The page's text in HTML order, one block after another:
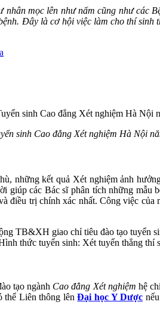
mọc lên như nấm cũng như các
Đây là cơ hội việc làm cho thí
sinh Cao đẳng Xét nghiệm Hà Nội
những kết quả Xét nghiệm ảnh
các Bác sĩ phân tích những
điều trị chính xác nhất. Công việc
TB&XH giao chỉ tiêu đào tạo tuyển
thức tuyển sinh: Xét tuyển thẳng thí
tạo ngành Cao đẳng Xét nghiệm hệ
thể Liên thông lênĐại học Y Dược